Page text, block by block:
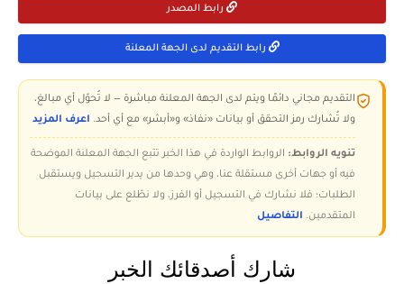
رابط المصدر
رابط التقديم لدى الجهة المعلنة
التقديم مجاني دائمًا ويتم لدى الجهة المعلنة مباشرة — لا تُحوّل أي مبالغ،
ولا تُشارك رمز التحقق أو بيانات «نفاذ» و«أبشر» مع أي أحد. اعرف المزيد
تنويه الروابط: الروابط الواردة في هذا الخبر تتبع الجهة المعلنة الموضحة
فيه أو جهات أخرى مستقلة عنا، وهي وحدها من يدير التسجيل ويستقبل
الطلبات؛ فلا نشارك في التسجيل أو الفرز، ولا نطّلع على بيانات
المتقدمين. التفاصيل
شارك أصدقائك الخبر